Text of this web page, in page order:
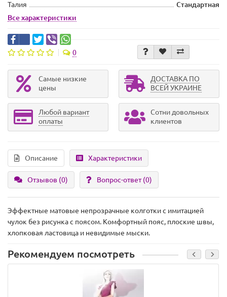
Талия
Стандартная
Все характеристики
0
Самые низкие
цены
ДОСТАВКА ПО
ВСЕЙ УКРАИНЕ
Любой вариант
оплаты
Сотни довольных
клиентов
Описание Характеристики
Отзывов (0) Вопрос-ответ(0)
Эффектные матовые непрозрачные колготки с имитацией
чулок без рисунка с поясом. Комфортный пояс, плоские швы,
хлопковая ластовица и невидимые мыски.
Рекомендуем посмотреть